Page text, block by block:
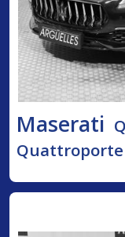
Maserati
Quattroporte